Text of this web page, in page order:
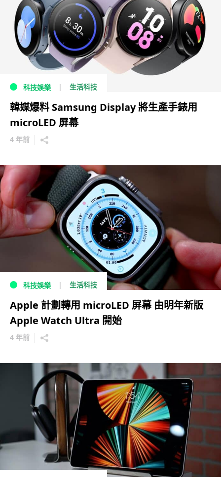
科技娛樂 生活科技
韓媒爆料 Samsung Display 將生產手錶用
microLED 屏幕
4 年前
科技娛樂 生活科技
Apple 計劃轉用 microLED 屏幕 由明年新版
Apple Watch Ultra 開始
4 年前